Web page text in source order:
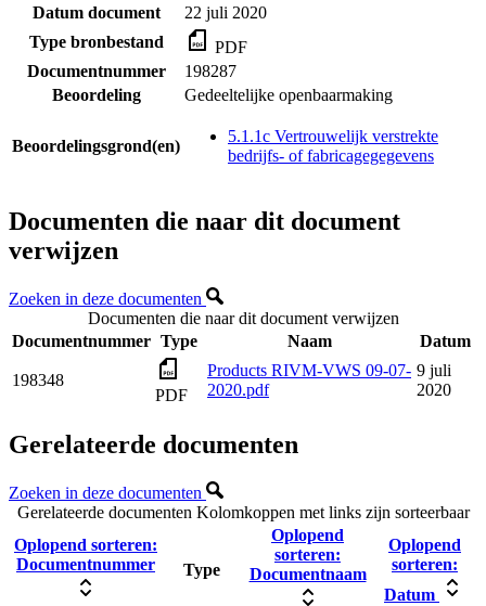
Datum document
22 juli 2020
Type bronbestand
PDF
Documentnummer
198287
Beoordeling
Gedeeltelijke openbaarmaking
Beoordelingsgrond(en)
5.1.1c Vertrouwelijk verstrekte
bedrijfs- of fabricagegegevens
Documenten die naar dit document
verwijzen
Zoeken in deze documenten
Documenten die naar dit document verwijzen
Documentnummer Type Naam Datum
198348
PDF
Products RIVM-VWS 09-07-
2020.pdf
9 juli
2020
Gerelateerde documenten
Zoeken in deze documenten
Gerelateerde documenten Kolomkoppen met links zijn sorteerbaar
Oplopend sorteren:
Documentnummer
Type
Oplopend
sorteren:
Documentnaam
Oplopend
sorteren:
Datum